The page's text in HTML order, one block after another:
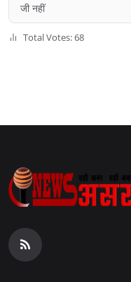
जी नहीं
Total Votes: 68